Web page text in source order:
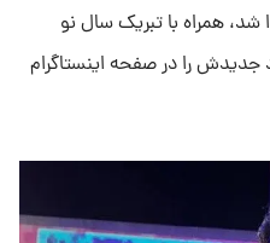
همراه با تبریک سال نو
جدیدش را در صفحه اینستاگرام